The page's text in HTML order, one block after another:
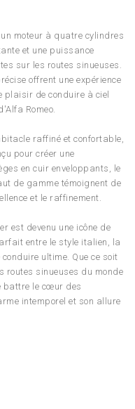
moteur à quatre cylindres
et une puissance
sur les routes sinueuses.
offrent une expérience
plaisir de conduire à ciel
Romeo.
raffiné et confortable,
pour créer une
en cuir enveloppants, le
de gamme témoignent de
et le raffinement.
est devenu une icône de
entre le style italien, la
ultime. Que ce soit
routes sinueuses du monde
battre le cœur des
intemporel et son allure